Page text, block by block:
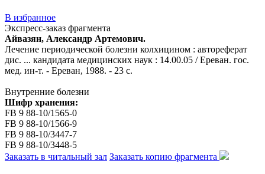
В избранное
Экспресс-заказ фрагмента
Айвазян, Александр Артемович.
Лечение периодической болезни колхицином : автореферат
дис. ... кандидата медицинских наук : 14.00.05 / Ереван. гос.
мед. ин-т. - Ереван, 1988. - 23 с.
Внутренние болезни
Шифр хранения:
FB 9 88-10/1565-0
FB 9 88-10/1566-9
FB 9 88-10/3447-7
FB 9 88-10/3448-5
Заказать в читальный зал Заказать копию фрагмента